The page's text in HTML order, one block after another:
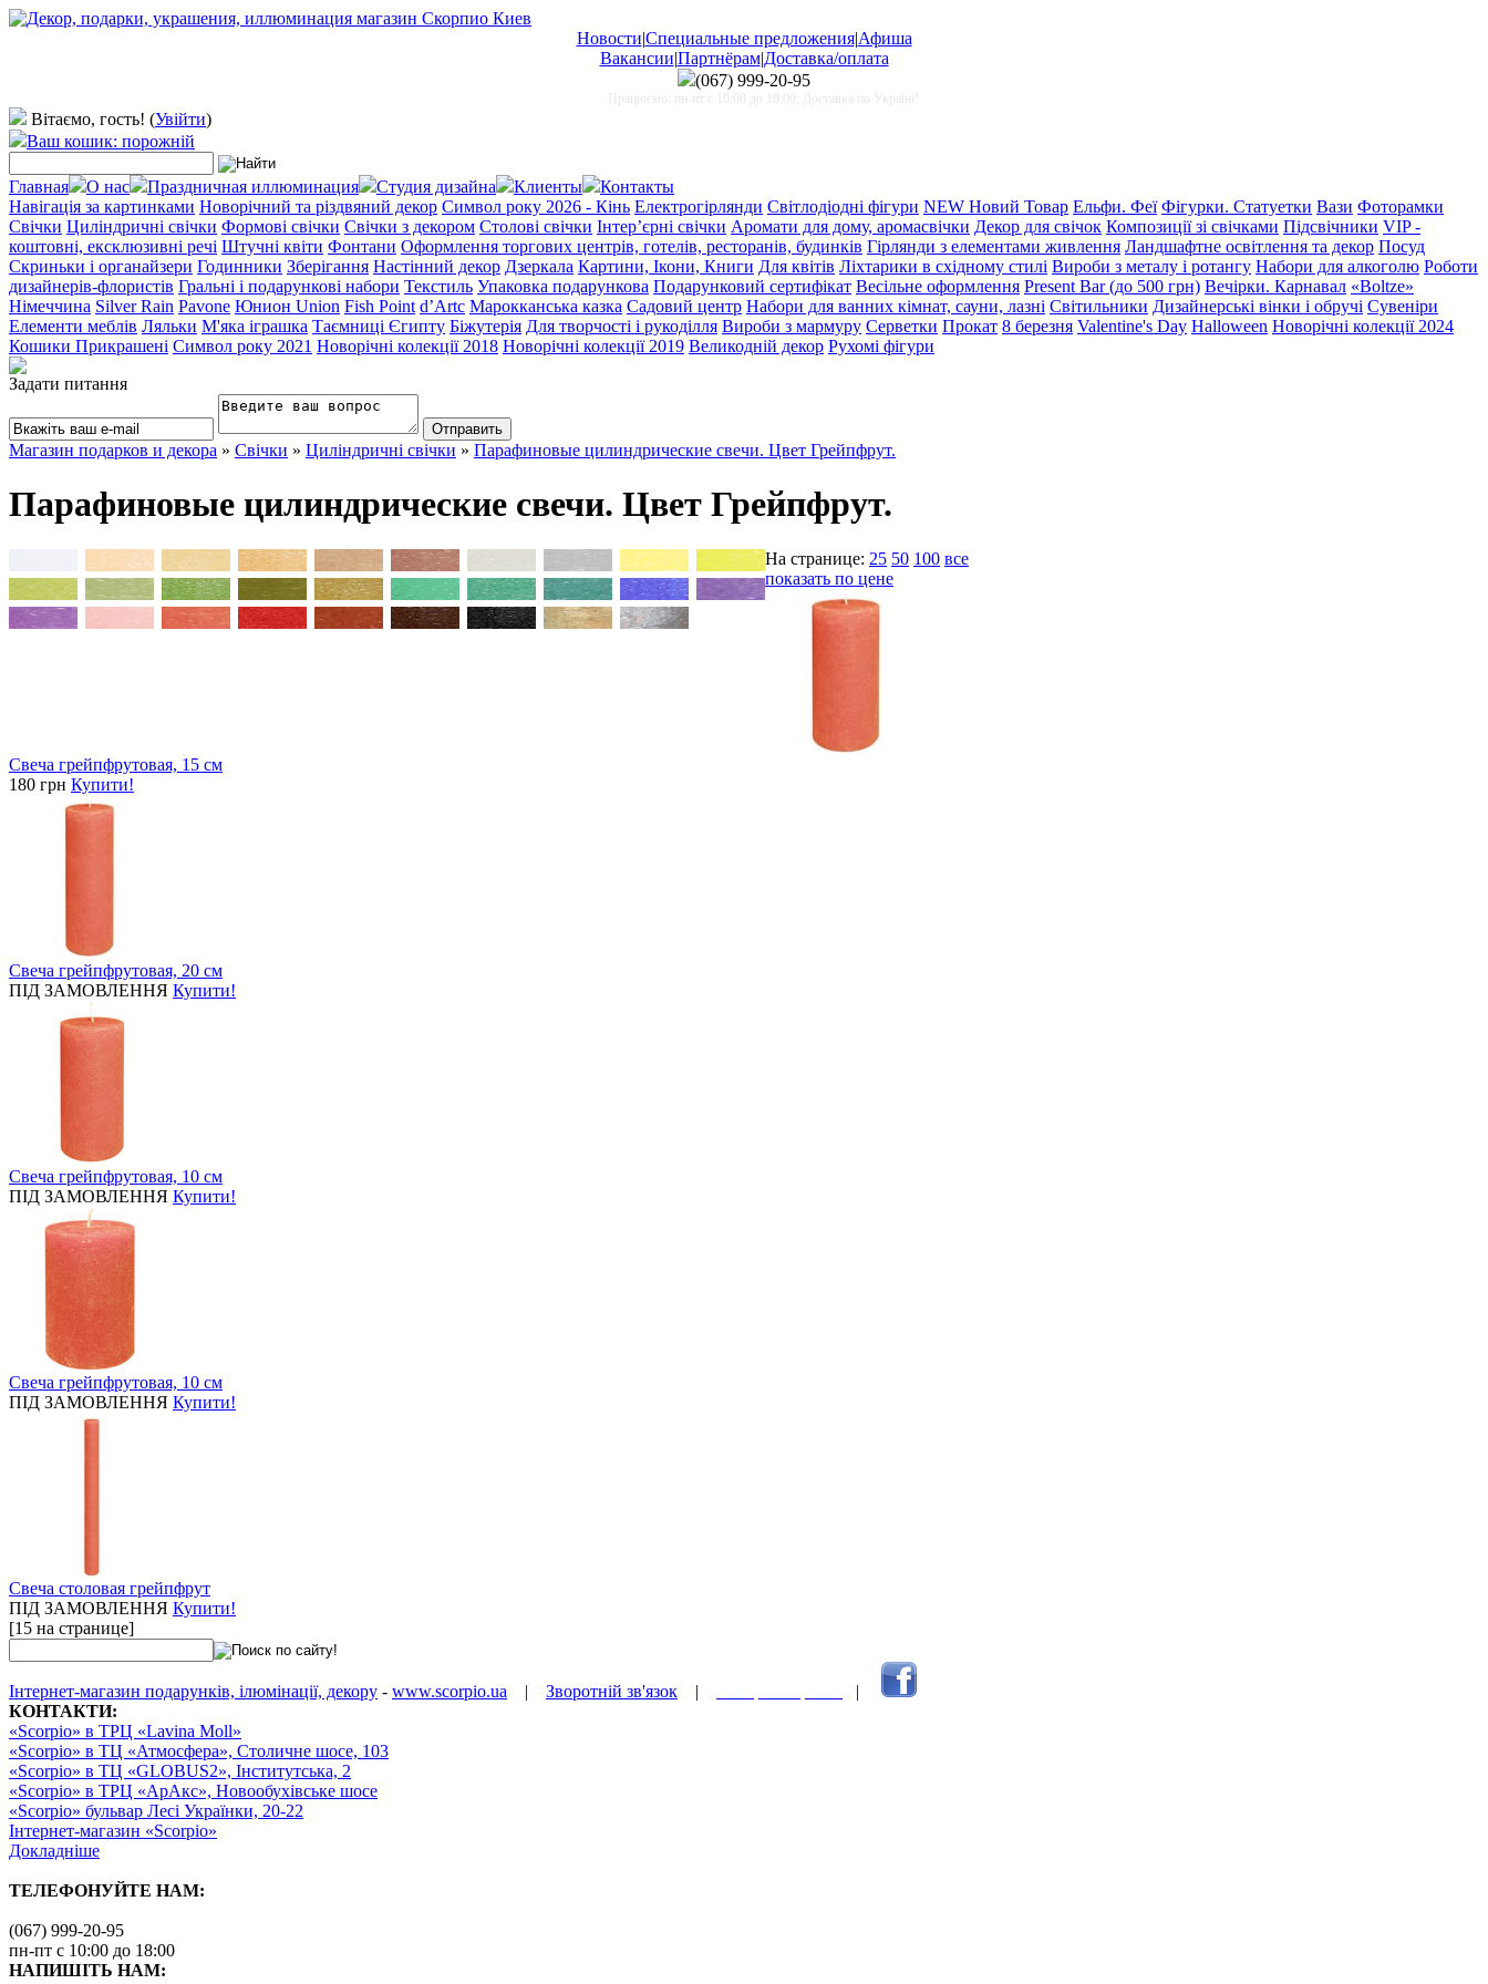
Новости|Специальные предложения|Афиша
Вакансии|Партнёрам|Доставка/оплата
(067) 999-20-95
Працюємо: пн-пт с 10:00 до 18:00; Доставка по Україні!
Вітаємо, гость! (Увійти)
Ваш кошик: порожній
Главная О нас Праздничная иллюминация Студия дизайна Клиенты
Контакты
Навігація за картинками Новорічний та різдвяний декор Символ року 2026 - Кінь Електрогірлянди Світлодіодні фігури NEW Новий Товар Ельфи. Феї Фігурки. Статуетки Вази Фоторамки
Свічки Циліндричні свічки Формові свічки Свічки з декором Столові свічки Інтер’єрні свічки Аромати для дому, аромасвічки Декор для свічок Композиції зі свічками Підсвічники VIP -
коштовні, ексклюзивні речі Штучні квіти Фонтани Оформлення торгових центрів, готелів, ресторанів, будинків Гірлянди з елементами живлення Ландшафтне освітлення та декор Посуд
Скриньки і органайзери Годинники Зберігання Настінний декор Дзеркала Картини, Ікони, Книги Для квітів Ліхтарики в східному стилі Вироби з металу і ротангу Набори для алкоголю Роботи
дизайнерів-флористів Гральні і подарункові набори Текстиль Упаковка подарункова Подарунковий сертифікат Весільне оформлення Present Bar (до 500 грн) Вечірки. Карнавал «Boltze»
Німеччина Silver Rain Pavone Юнион Union Fish Point d’Artc Марокканська казка Садовий центр Набори для ванних кімнат, сауни, лазні Світильники Дизайнерські вінки і обручі Сувеніри
Елементи меблів Ляльки М'яка іграшка Таємниці Єгипту Біжутерія Для творчості і рукоділля Вироби з мармуру Серветки Прокат 8 березня Valentine's Day Halloween Новорічні колекції 2024
Кошики Прикрашені Символ року 2021 Новорічні колекції 2018 Новорічні колекції 2019 Великодній декор Рухомі фігури
Задати питання
Магазин подарков и декора » Свічки » Циліндричні свічки » Парафиновые цилиндрические свечи. Цвет Грейпфрут.
Парафиновые цилиндрические свечи. Цвет Грейпфрут.
На странице: 25 50 100 все
показать по цене
Свеча грейпфрутовая, 15 см
180 грн Купити!
Свеча грейпфрутовая, 20 см
ПІД ЗАМОВЛЕННЯ Купити!
Свеча грейпфрутовая, 10 см
ПІД ЗАМОВЛЕННЯ Купити!
Свеча грейпфрутовая, 10 см
ПІД ЗАМОВЛЕННЯ Купити!
Свеча столовая грейпфрут
ПІД ЗАМОВЛЕННЯ Купити!
[15 на странице]
Інтернет-магазин подарунків, ілюмінації, декору - www.scorpio.ua | Зворотній зв'язок |
|
КОНТАКТИ:
«Scorpio» в ТРЦ «Lavina Moll»
«Scorpio» в ТЦ «Атмосфера», Столичне шосе, 103
«Scorpio» в ТЦ «GLOBUS2», Інститутська, 2
«Scorpio» в ТРЦ «АрАкс», Новообухівське шосе
«Scorpio» бульвар Лесі Українки, 20-22
Інтернет-магазин «Scorpio»
Докладніше
ТЕЛЕФОНУЙТЕ НАМ:
(067) 999-20-95
пн-пт с 10:00 до 18:00
НАПИШІТЬ НАМ: